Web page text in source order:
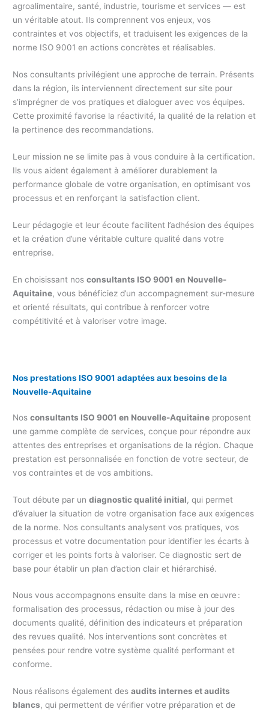
agroalimentaire, santé, industrie, tourisme et services — est
un véritable atout. Ils comprennent vos enjeux, vos
contraintes et vos objectifs, et traduisent les exigences de la
norme ISO 9001 en actions concrètes et réalisables.
Nos consultants privilégient une approche de terrain. Présents
dans la région, ils interviennent directement sur site pour
s’imprégner de vos pratiques et dialoguer avec vos équipes.
Cette proximité favorise la réactivité, la qualité de la relation et
la pertinence des recommandations.
Leur mission ne se limite pas à vous conduire à la certification.
Ils vous aident également à améliorer durablement la
performance globale de votre organisation, en optimisant vos
processus et en renforçant la satisfaction client.
Leur pédagogie et leur écoute facilitent l’adhésion des équipes
et la création d’une véritable culture qualité dans votre
entreprise.
En choisissant nosconsultants ISO 9001 en Nouvelle-
Aquitaine, vous bénéficiez d’un accompagnement sur-mesure
et orienté résultats, qui contribue à renforcer votre
compétitivité et à valoriser votre image.
Nos prestations ISO 9001 adaptées aux besoins de la
Nouvelle-Aquitaine
Nosconsultants ISO 9001 en Nouvelle-Aquitaine proposent
une gamme complète de services, conçue pour répondre aux
attentes des entreprises et organisations de la région. Chaque
prestation est personnalisée en fonction de votre secteur, de
vos contraintes et de vos ambitions.
Tout débute par undiagnostic qualité initial, qui permet
d’évaluer la situation de votre organisation face aux exigences
de la norme. Nos consultants analysent vos pratiques, vos
processus et votre documentation pour identifier les écarts à
corriger et les points forts à valoriser. Ce diagnostic sert de
base pour établir un plan d’action clair et hiérarchisé.
Nous vous accompagnons ensuite dans la mise en œuvre :
formalisation des processus, rédaction ou mise à jour des
documents qualité, définition des indicateurs et préparation
des revues qualité. Nos interventions sont concrètes et
pensées pour rendre votre système qualité performant et
conforme.
Nous réalisons également desaudits internes et audits
blancs, qui permettent de vérifier votre préparation et de